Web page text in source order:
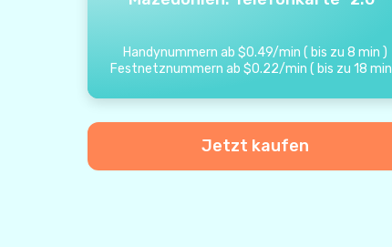
Handynummern ab $0.49/min ( bis zu 8 min )
Festnetznummern ab $0.22/min ( bis zu 18 min
Jetzt kaufen